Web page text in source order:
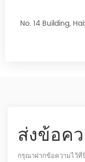
No. 14 Building,
ส่งข้อค
กรุณาฝากข้อความไว้